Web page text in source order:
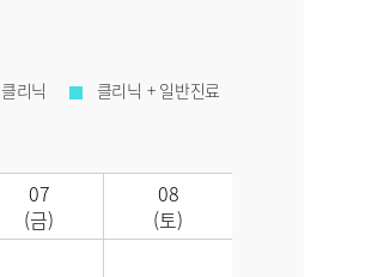
클리닉 클리닉 + 일반진료
07
(금)
08
(토)